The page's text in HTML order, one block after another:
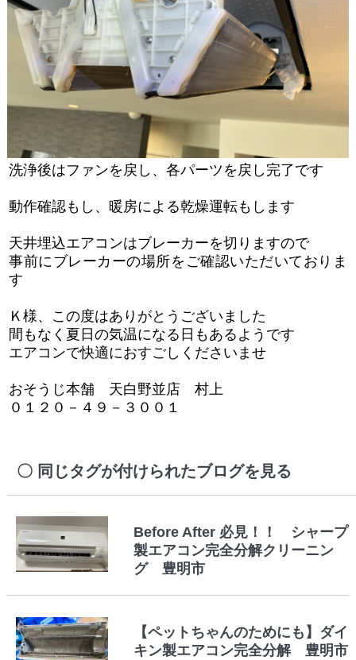
洗浄後はファンを戻し、各パーツを戻し完了です
動作確認もし、暖房による乾燥運転もします
天井埋込エアコンはブレーカーを切りますので
事前にブレーカーの場所をご確認いただいておりま
す
Ｋ様、この度はありがとうございました
間もなく夏日の気温になる日もあるようです
エアコンで快適におすごしくださいませ
おそうじ本舗 天白野並店 村上
０１２０－４９－３００１
同じタグが付けられたブログを見る
Before After 必見！！ シャープ
製エアコン完全分解クリーニン
グ 豊明市
【ペットちゃんのためにも】ダイ
キン製エアコン完全分解 豊明市